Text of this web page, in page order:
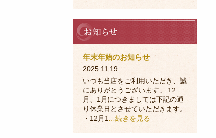
お
知
ら
年末年始のお知らせ
2025.11.19
いつも当店をご利用いただき、誠
にありがとうございます。 12
月、1月につきましては下記の通
り休業日とさせていただきます。
・12月1…続きを見る